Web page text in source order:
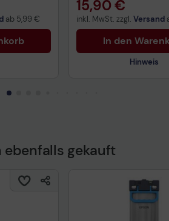
ab 5,99 €
15,90 €
inkl. MwSt. zzgl. Versand
In den
Hinweis
Technisches
ebenfalls gekauft